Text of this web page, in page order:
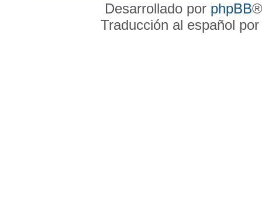
Desarrollado por phpBB
Traducción al español